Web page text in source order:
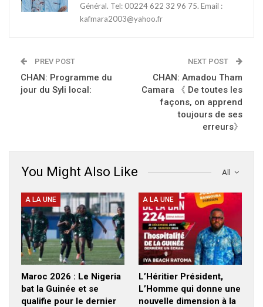
Général. Tel: 00224 622 32 96 75. Email :
kafmara2003@yahoo.fr
PREV POST
CHAN: Programme du
jour du Syli local:
NEXT POST
CHAN: Amadou Tham
Camara 《 De toutes les
façons, on apprend
toujours de ses
erreurs》
All
You Might Also Like
A LA UNE
Maroc 2026 : Le Nigeria
bat la Guinée et se
qualifie pour le dernier
A LA UNE
L’Héritier Président,
L’Homme qui donne une
nouvelle dimension à la